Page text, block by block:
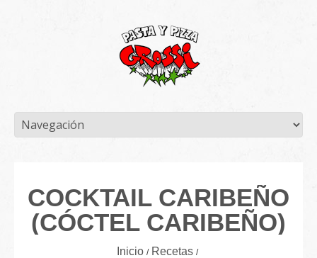
COCKTAIL CARIBEÑO
(CÓCTEL CARIBEÑO)
Inicio
Recetas